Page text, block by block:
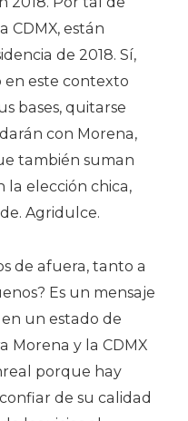
CDMX, están
de 2018. Sí,
este contexto
bases, quitarse
con Morena,
también suman
la elección chica,
Agridulce.
de afuera, tanto a
Es un mensaje
un estado de
Morena y la CDMX
porque hay
de su calidad